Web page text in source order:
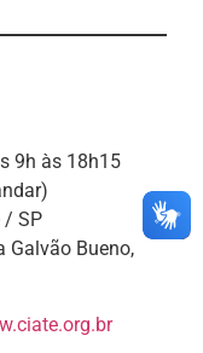
9h às 18h15
/ SP
Galvão Bueno,